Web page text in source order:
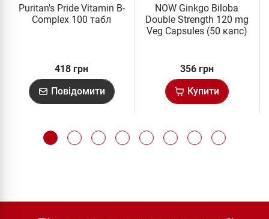
Puritan's Pride Vitamin B-
Complex 100 табл
418 грн
Повідомити
NOW Ginkgo Biloba
Double Strength 120 mg
Veg Capsules (50 капс)
356 грн
Купити